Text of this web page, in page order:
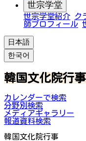
世宗学堂
世宗学堂紹介 ク
師プロフィール
日本語
한국어
韓国文化院行事
カレンダーで検索
分野別検索
メディアギャラリー
報道資料検索
韓国文化院行事